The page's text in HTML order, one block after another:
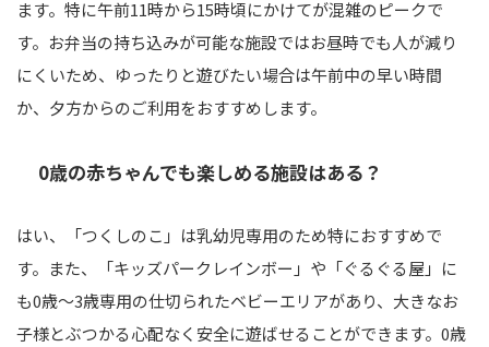
ます。特に午前11時から15時頃にかけてが混雑のピークで
す。お弁当の持ち込みが可能な施設ではお昼時でも人が減り
にくいため、ゆったりと遊びたい場合は午前中の早い時間
か、夕方からのご利用をおすすめします。
0歳の赤ちゃんでも楽しめる施設はある？
はい、「つくしのこ」は乳幼児専用のため特におすすめで
す。また、「キッズパークレインボー」や「ぐるぐる屋」に
も0歳〜3歳専用の仕切られたベビーエリアがあり、大きなお
子様とぶつかる心配なく安全に遊ばせることができます。0歳